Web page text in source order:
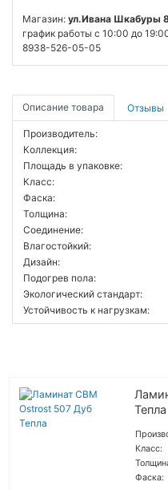
Магазин: ул.Ивана Шкабуры
график работы с 10:00 до
8938-526-05-05
Описание товара Отзывы
Производитель:
Коллекция:
Площадь в упаковке:
Класс:
Фаска:
Толщина:
Соединение:
Влагостойкий:
Дизайн:
Подогрев пола:
Экологический стандарт:
Устойчивость к нагрузкам:
Тепла
Класс:
Фаска: